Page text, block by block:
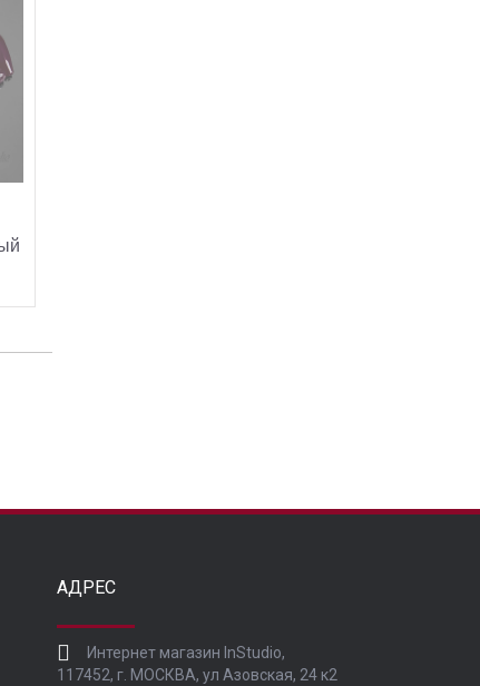
АДРЕС
Интернет магазин InStudio,
117452, г. МОСКВА, ул Азовская, 24 к2